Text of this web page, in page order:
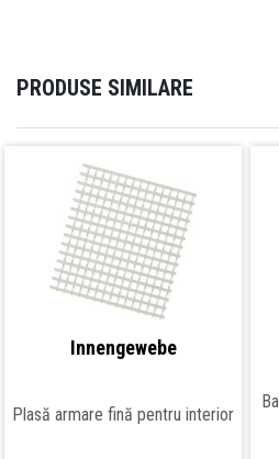
PRODUSE SIMILARE
Innengewebe
Plasă armare fină pentru interior